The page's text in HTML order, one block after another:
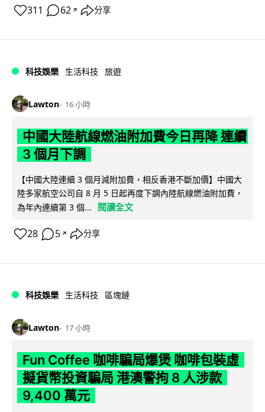
311 62 ↗ 分享
科技娛樂 生活科技 旅遊
Lawton 16 小時
中國大陸航線燃油附加費今日再降 連續
3 個月下調
【中國大陸連續 3 個月減附加費，相反香港不斷加價】中國大
陸多家航空公司自 8 月 5 日起再度下調內陸航線燃油附加費，
為年內連續第 3 個...
閱讀全文
28 5 ↗ 分享
科技娛樂 生活科技 區塊鏈
Lawton 17 小時
Fun Coffee 咖啡騙局爆煲 咖啡包裝虛
擬貨幣投資騙局 港澳警拘 8 人涉款
9,400 萬元